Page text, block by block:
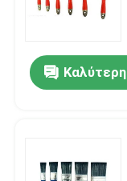
Όλες οι
Βούρτσα